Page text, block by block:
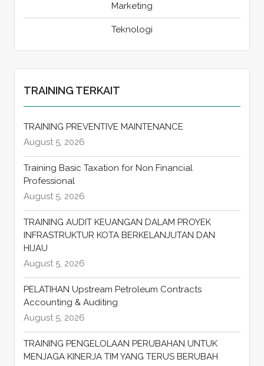
Marketing
Teknologi
TRAINING TERKAIT
TRAINING PREVENTIVE MAINTENANCE
August 5, 2026
Training Basic Taxation for Non Financial
Professional
August 5, 2026
TRAINING AUDIT KEUANGAN DALAM PROYEK
INFRASTRUKTUR KOTA BERKELANJUTAN DAN
HIJAU
August 5, 2026
PELATIHAN Upstream Petroleum Contracts
Accounting & Auditing
August 5, 2026
TRAINING PENGELOLAAN PERUBAHAN UNTUK
MENJAGA KINERJA TIM YANG TERUS BERUBAH